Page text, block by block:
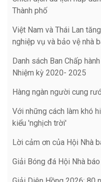
Thành phố
Việt Nam và Thái Lan
nghiệp vụ và bảo vệ nhà
Danh sách Ban Chấp
Nhiệm kỳ 2020- 2025
Hàng ngàn người cung
Với những cách làm khó
kiểu 'nghịch trời'
Lời cảm ơn của Hội Nhà
Giải Bóng đá Hội Nhà